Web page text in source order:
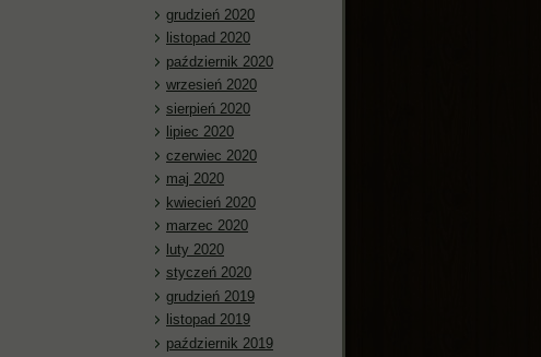
grudzień 2020
listopad 2020
październik 2020
wrzesień 2020
sierpień 2020
lipiec 2020
czerwiec 2020
maj 2020
kwiecień 2020
marzec 2020
luty 2020
styczeń 2020
grudzień 2019
listopad 2019
październik 2019